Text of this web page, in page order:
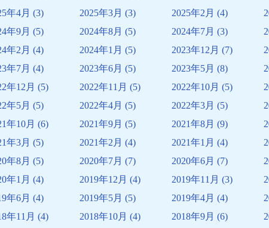
年4月 (3) 2025年3月 (3) 2025年2月 (4)
年9月 (5) 2024年8月 (5) 2024年7月 (3)
年2月 (4) 2024年1月 (5) 2023年12月 (7)
年7月 (4) 2023年6月 (5) 2023年5月 (8)
年12月 (5) 2022年11月 (5) 2022年10月 (5)
年5月 (5) 2022年4月 (5) 2022年3月 (5)
年10月 (6) 2021年9月 (5) 2021年8月 (9)
年3月 (5) 2021年2月 (4) 2021年1月 (4)
年8月 (5) 2020年7月 (7) 2020年6月 (7)
年1月 (4) 2019年12月 (4) 2019年11月 (3)
年6月 (4) 2019年5月 (5) 2019年4月 (4)
年11月 (4) 2018年10月 (4) 2018年9月 (6)